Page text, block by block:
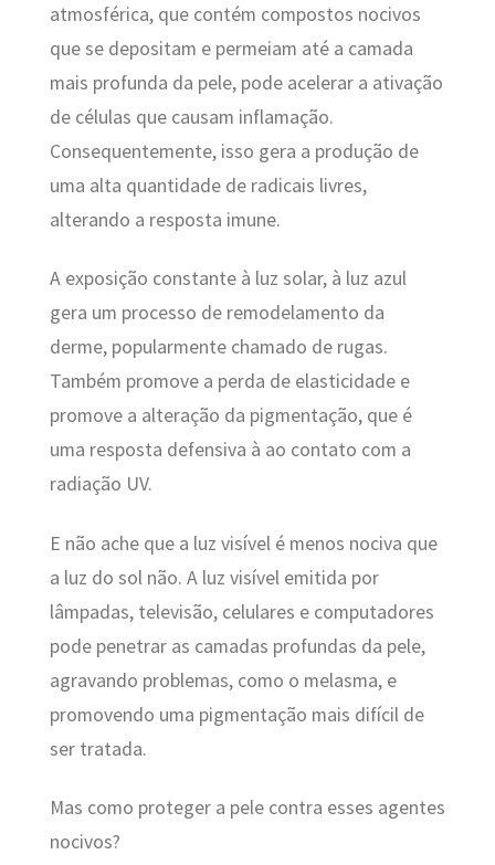
atmosférica, que contém compostos nocivos
que se depositam e permeiam até a camada
mais profunda da pele, pode acelerar a ativação
de células que causam inflamação.
Consequentemente, isso gera a produção de
uma alta quantidade de radicais livres,
alterando a resposta imune.
A exposição constante à luz solar, à luz azul
gera um processo de remodelamento da
derme, popularmente chamado de rugas.
Também promove a perda de elasticidade e
promove a alteração da pigmentação, que é
uma resposta defensiva à ao contato com a
radiação UV.
E não ache que a luz visível é menos nociva que
a luz do sol não. A luz visível emitida por
lâmpadas, televisão, celulares e computadores
pode penetrar as camadas profundas da pele,
agravando problemas, como o melasma, e
promovendo uma pigmentação mais difícil de
ser tratada.
Mas como proteger a pele contra esses agentes
nocivos?